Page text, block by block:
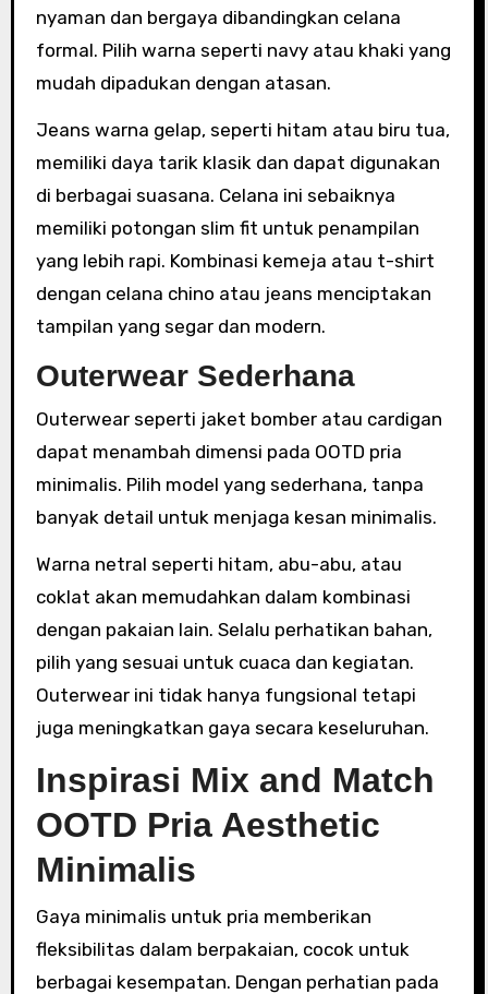
nyaman dan bergaya dibandingkan celana
formal. Pilih warna seperti navy atau khaki yang
mudah dipadukan dengan atasan.
Jeans warna gelap, seperti hitam atau biru tua,
memiliki daya tarik klasik dan dapat digunakan
di berbagai suasana. Celana ini sebaiknya
memiliki potongan slim fit untuk penampilan
yang lebih rapi. Kombinasi kemeja atau t-shirt
dengan celana chino atau jeans menciptakan
tampilan yang segar dan modern.
Outerwear Sederhana
Outerwear seperti jaket bomber atau cardigan
dapat menambah dimensi pada OOTD pria
minimalis. Pilih model yang sederhana, tanpa
banyak detail untuk menjaga kesan minimalis.
Warna netral seperti hitam, abu-abu, atau
coklat akan memudahkan dalam kombinasi
dengan pakaian lain. Selalu perhatikan bahan,
pilih yang sesuai untuk cuaca dan kegiatan.
Outerwear ini tidak hanya fungsional tetapi
juga meningkatkan gaya secara keseluruhan.
Inspirasi Mix and Match
OOTD Pria Aesthetic
Minimalis
Gaya minimalis untuk pria memberikan
fleksibilitas dalam berpakaian, cocok untuk
berbagai kesempatan. Dengan perhatian pada